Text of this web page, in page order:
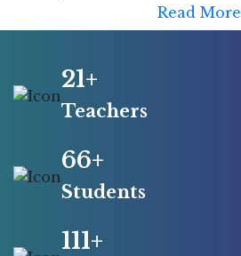
Read More
21+
Teachers
66+
Students
111+